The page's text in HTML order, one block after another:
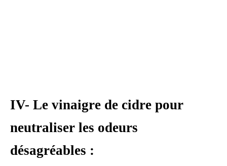
IV- Le vinaigre de cidre pour
neutraliser les odeurs
désagréables :